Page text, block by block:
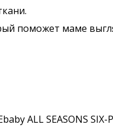
поможет маме
ALL SEASONS SIX-